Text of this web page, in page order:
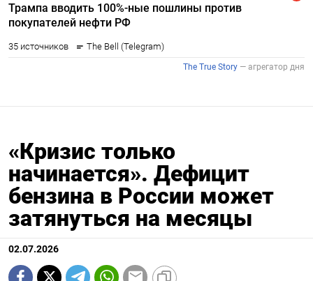
«Кризис только
начинается». Дефицит
бензина в России может
затянуться на месяцы
02.07.2026